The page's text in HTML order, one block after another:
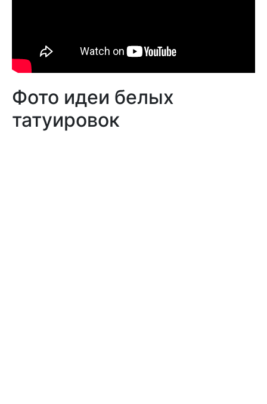
Фото идеи белых
татуировок